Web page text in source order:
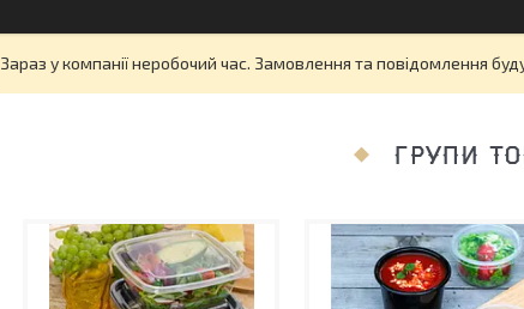
Зараз у компанії неробочий час. Замовлення та повідомлення
ГРУПИ